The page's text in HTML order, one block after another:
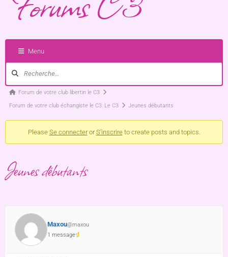
Menu
Forum de votre club libertin le C3
Forum de votre club échangiste le C3: Le C3
Jeunes débutants
Please Se connecterorS’inscrireto create posts and topics.
Jeunes débutants
Maxou@maxou
1 message